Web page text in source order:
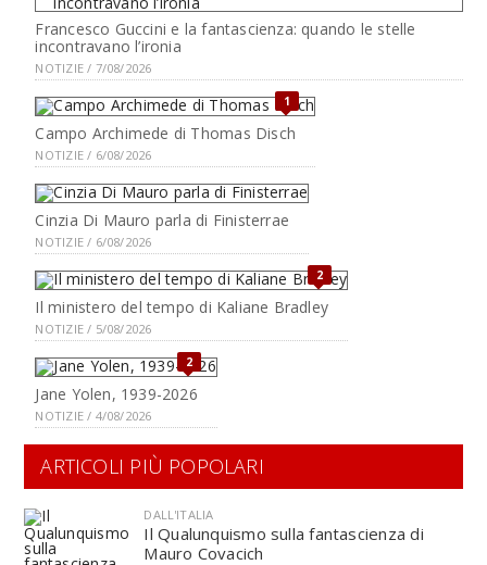
Francesco Guccini e la fantascienza: quando le stelle
incontravano l’ironia
NOTIZIE / 7/08/2026
1
Campo Archimede di Thomas Disch
NOTIZIE / 6/08/2026
Cinzia Di Mauro parla di Finisterrae
NOTIZIE / 6/08/2026
2
Il ministero del tempo di Kaliane Bradley
NOTIZIE / 5/08/2026
2
Jane Yolen, 1939-2026
NOTIZIE / 4/08/2026
ARTICOLI PIÙ POPOLARI
DALL'ITALIA
Il Qualunquismo sulla fantascienza di
Mauro Covacich